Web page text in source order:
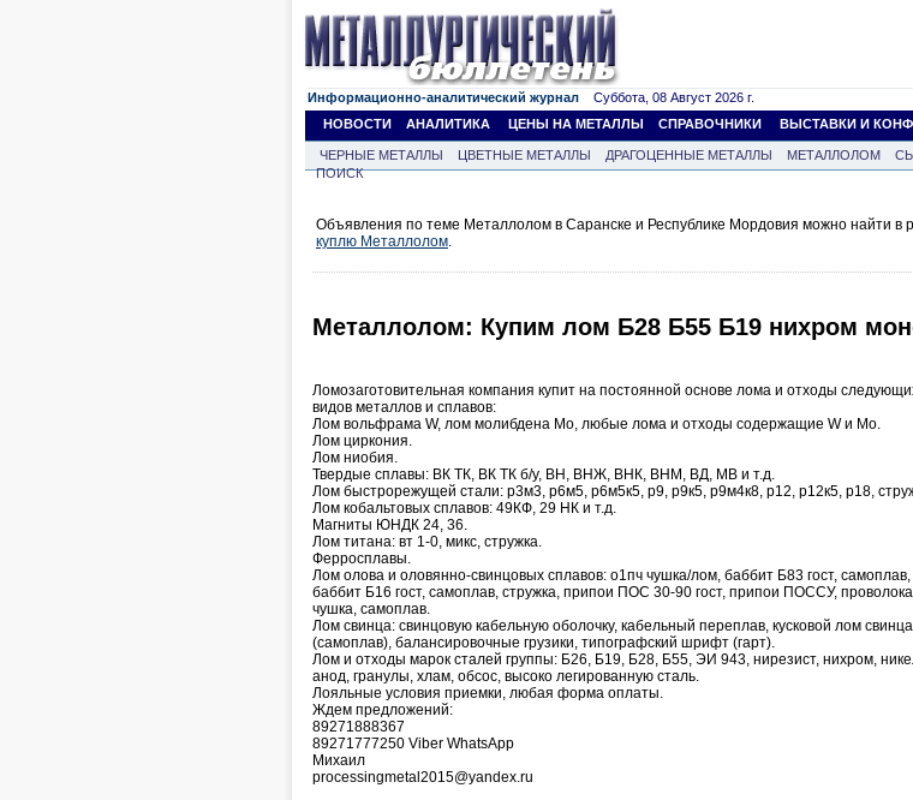
Информационно-аналитический журнал Суббота, 08 Август 2026 г.
НОВОСТИ
АНАЛИТИКА ЦЕНЫ НА МЕТАЛЛЫ СПРАВОЧНИКИ ВЫСТАВКИ И
ЧЕРНЫЕ МЕТАЛЛЫ ЦВЕТНЫЕ МЕТАЛЛЫ ДРАГОЦЕННЫЕ МЕТАЛЛЫ МЕТАЛЛОЛОМ
ПОИСК
Объявления по теме Металлолом в Саранске и Республике Мордовия можно найти в
куплю Металлолом.
Металлолом: Купим лом Б28 Б55 Б19 нихром
Ломозаготовительная компания купит на постоянной основе лома и отходы
видов металлов и сплавов:
Лом вольфрама W, лом молибдена Mo, любые лома и отходы содержащие W и Mo.
Лом циркония.
Лом ниобия.
Твердые сплавы: ВК ТК, ВК ТК б/у, ВН, ВНЖ, ВНК, ВНМ, ВД, МВ и т.д.
Лом быстрорежущей стали: р3м3, р6м5, р6м5к5, р9, р9к5, р9м4к8, р12, р12к5, р18,
Лом кобальтовых сплавов: 49КФ, 29 НК и т.д.
Магниты ЮНДК 24, 36.
Лом титана: вт 1-0, микс, стружка.
Ферросплавы.
Лом олова и оловянно-свинцовых сплавов: о1пч чушка/лом, баббит Б83 гост, самоплав,
баббит Б16 гост, самоплав, стружка, припои ПОС 30-90 гост, припои ПОССУ,
чушка, самоплав.
Лом свинца: свинцовую кабельную оболочку, кабельный переплав, кусковой лом
(самоплав), балансировочные грузики, типографский шрифт (гарт).
Лом и отходы марок сталей группы: Б26, Б19, Б28, Б55, ЭИ 943, нирезист, нихром,
анод, гранулы, хлам, обсос, высоко легированную сталь.
Лояльные условия приемки, любая форма оплаты.
Ждем предложений:
89271888367
89271777250 Viber WhatsApp
Михаил
processingmetal2015@yandex.ru